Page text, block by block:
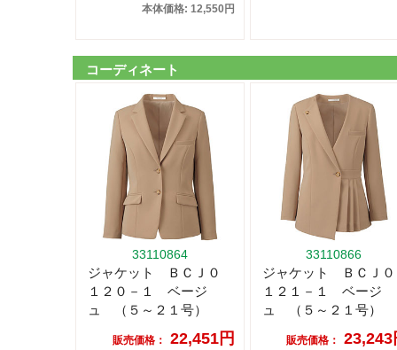
本体価格: 12,550円
コーディネート
33110864
ジャケット ＢＣＪ０
１２０－１ ベージ
ュ （５～２１号）
販売価格： 22,451円
33110866
ジャケット ＢＣＪ０
１２１－１ ベージ
ュ （５～２１号）
販売価格： 23,243